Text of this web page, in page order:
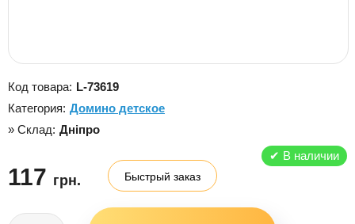
Код товара: L-73619
Категория: Домино детское
» Склад: Дніпро
✔ В наличии
117 грн. Быстрый заказ